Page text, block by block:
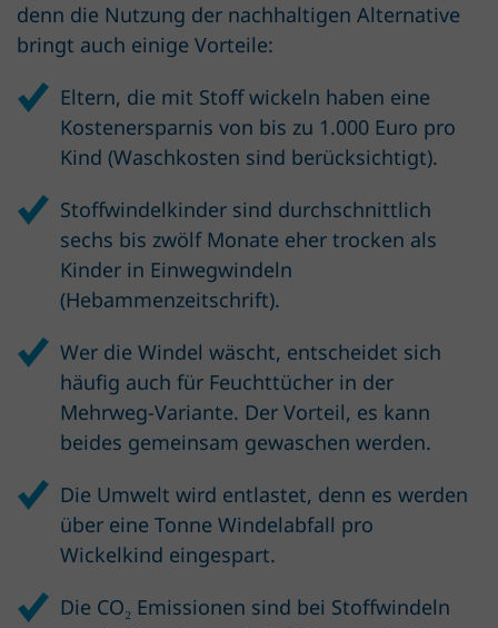
denn die Nutzung der nachhaltigen Alternative
bringt auch einige Vorteile:
Eltern, die mit Stoff wickeln haben eine
Kostenersparnis von bis zu 1.000 Euro pro
Kind (Waschkosten sind berücksichtigt).
Stoffwindelkinder sind durchschnittlich
sechs bis zwölf Monate eher trocken als
Kinder in Einwegwindeln
(Hebammenzeitschrift).
Wer die Windel wäscht, entscheidet sich
häufig auch für Feuchttücher in der
Mehrweg-Variante. Der Vorteil, es kann
beides gemeinsam gewaschen werden.
Die Umwelt wird entlastet, denn es werden
über eine Tonne Windelabfall pro
Wickelkind eingespart.
Die CO₂ Emissionen sind bei Stoffwindeln